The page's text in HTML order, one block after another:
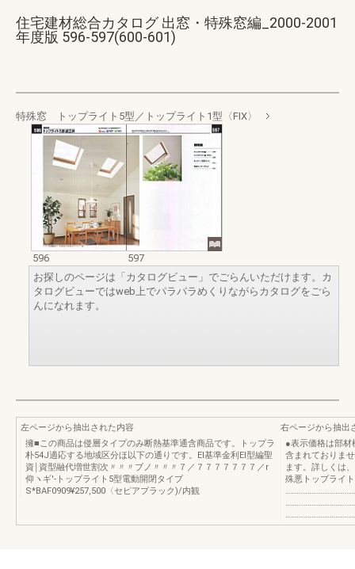
住宅建材総合カタログ 出窓・特殊窓編_2000-2001
年度版 596-597(600-601)
特殊窓 トップライト5型／トップライト1型〈FIX〉
596
597
お探しのページは「カタログビュー」でごらんいただけます。カ
タログビューではweb上でパラパラめくりながらカタログをごら
んになれます。
左ページから抽出された内容
擁■この商品は侵層タイプのみ断熱基準通含商品です。トップラ
朴54J適応する地域区分ほ以下の通りです。EI基準金利EI型編聖
資￨資型融代増世割次〃〃〃ブノ〃〃〃７／７７７７７７７／r
仰ヽギ'‐トップライト5型電動開閉タイプ
S*BAF0909¥257,500〈セピアプラック)/内観
右ページから抽出
●表示価格は部材
含まれておりま
ます。詳しくは
殊悪トップライ